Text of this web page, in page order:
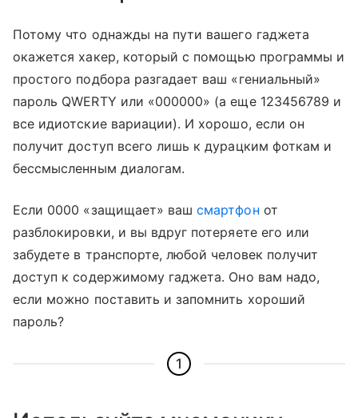
Потому что однажды на пути вашего гаджета
окажется хакер, который с помощью программы и
простого подбора разгадает ваш «гениальный»
пароль QWERTY или «000000» (а еще 123456789 и
все идиотские вариации). И хорошо, если он
получит доступ всего лишь к дурацким фоткам и
бессмысленным диалогам.
Если 0000 «защищает» вашсмартфон от
разблокировки, и вы вдруг потеряете его или
забудете в транспорте, любой человек получит
доступ к содержимому гаджета. Оно вам надо,
если можно поставить и запомнить хороший
пароль?
1